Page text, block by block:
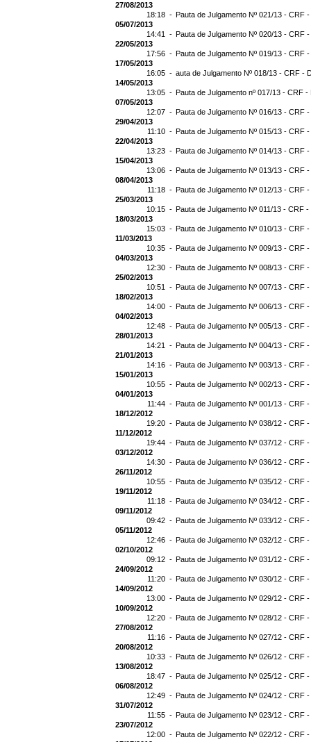
27/08/2013
18:18 - Pauta de Julgamento Nº 021/13 - CRF
05/07/2013
14:41 - Pauta de Julgamento Nº 020/13 - CRF
22/05/2013
17:56 - Pauta de Julgamento Nº 019/13 - CRF
17/05/2013
16:05 - auta de Julgamento Nº 018/13 - CRF -
14/05/2013
13:05 - Pauta de Julgamento nº 017/13 - CRF -
07/05/2013
12:07 - Pauta de Julgamento Nº 016/13 - CRF
29/04/2013
11:10 - Pauta de Julgamento Nº 015/13 - CRF
22/04/2013
13:23 - Pauta de Julgamento Nº 014/13 - CRF
15/04/2013
13:06 - Pauta de Julgamento Nº 013/13 - CRF
08/04/2013
11:18 - Pauta de Julgamento Nº 012/13 - CRF
25/03/2013
10:15 - Pauta de Julgamento Nº 011/13 - CRF
18/03/2013
15:03 - Pauta de Julgamento Nº 010/13 - CRF
11/03/2013
10:35 - Pauta de Julgamento Nº 009/13 - CRF
04/03/2013
12:30 - Pauta de Julgamento Nº 008/13 - CRF
25/02/2013
10:51 - Pauta de Julgamento Nº 007/13 - CRF
18/02/2013
14:00 - Pauta de Julgamento Nº 006/13 - CRF
04/02/2013
12:48 - Pauta de Julgamento Nº 005/13 - CRF
28/01/2013
14:21 - Pauta de Julgamento Nº 004/13 - CRF
21/01/2013
14:16 - Pauta de Julgamento Nº 003/13 - CRF
15/01/2013
10:55 - Pauta de Julgamento Nº 002/13 - CRF
04/01/2013
11:44 - Pauta de Julgamento Nº 001/13 - CRF
18/12/2012
19:20 - Pauta de Julgamento Nº 038/12 - CRF
11/12/2012
19:44 - Pauta de Julgamento Nº 037/12 - CRF
03/12/2012
14:30 - Pauta de Julgamento Nº 036/12 - CRF
26/11/2012
10:55 - Pauta de Julgamento Nº 035/12 - CRF
19/11/2012
11:18 - Pauta de Julgamento Nº 034/12 - CRF
09/11/2012
09:42 - Pauta de Julgamento Nº 033/12 - CRF
05/11/2012
12:46 - Pauta de Julgamento Nº 032/12 - CRF
02/10/2012
09:12 - Pauta de Julgamento Nº 031/12 - CRF
24/09/2012
11:20 - Pauta de Julgamento Nº 030/12 - CRF
14/09/2012
13:00 - Pauta de Julgamento Nº 029/12 - CRF
10/09/2012
12:20 - Pauta de Julgamento Nº 028/12 - CRF
27/08/2012
11:16 - Pauta de Julgamento Nº 027/12 - CRF
20/08/2012
10:33 - Pauta de Julgamento Nº 026/12 - CRF
13/08/2012
18:47 - Pauta de Julgamento Nº 025/12 - CRF
06/08/2012
12:49 - Pauta de Julgamento Nº 024/12 - CRF
31/07/2012
11:55 - Pauta de Julgamento Nº 023/12 - CRF
23/07/2012
12:00 - Pauta de Julgamento Nº 022/12 - CRF